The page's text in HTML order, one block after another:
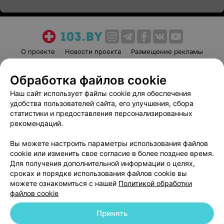
О проекте Новости проекта
Размещение рекламы
Пользовательское соглашение
Способы оплаты
Вакансии
Партнеры
Написать руководителю 103.by
Обработка персональных данных
© 2026 ООО «Артокс Лаб», УНП 191700409 | 220012, Республика Беларусь,
Обработка файлов cookie
Наш сайт использует файлы cookie для обеспечения
удобства пользователей сайта, его улучшения, сбора
статистики и предоставления персонализированных
рекомендаций.
Вы можете настроить параметры использования файлов
cookie или изменить свое согласие в более позднее время.
Для получения дополнительной информации о целях,
сроках и порядке использования файлов cookie вы
можете ознакомиться с нашей Политикой обработки
файлов cookie
Принять